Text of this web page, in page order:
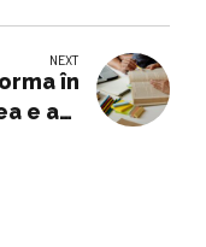
NEXT
în
e am